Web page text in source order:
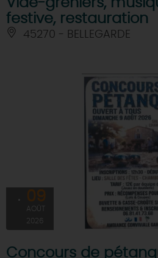
Vide-greniers,
festive, restauration
45270 - BELLEGARDE
09
AOÛT
2026
Concours de